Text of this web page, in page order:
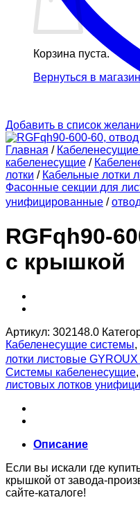
Корзина пуста.
Вернуться в магазин
Добавить в список
Главная /
кабеленесущие /
лотки / Кабельные лотки
Фасонные секции для
унифицированные /
RGFqh90-
с крышкой
Артикул: 302148.0
Кабеленесущие системы,
лотки листовые GYROUX
Системы кабеленесущие,
листовых лотков
Описание
Если вы искали где
крышкой от завода-
сайте-каталоге!